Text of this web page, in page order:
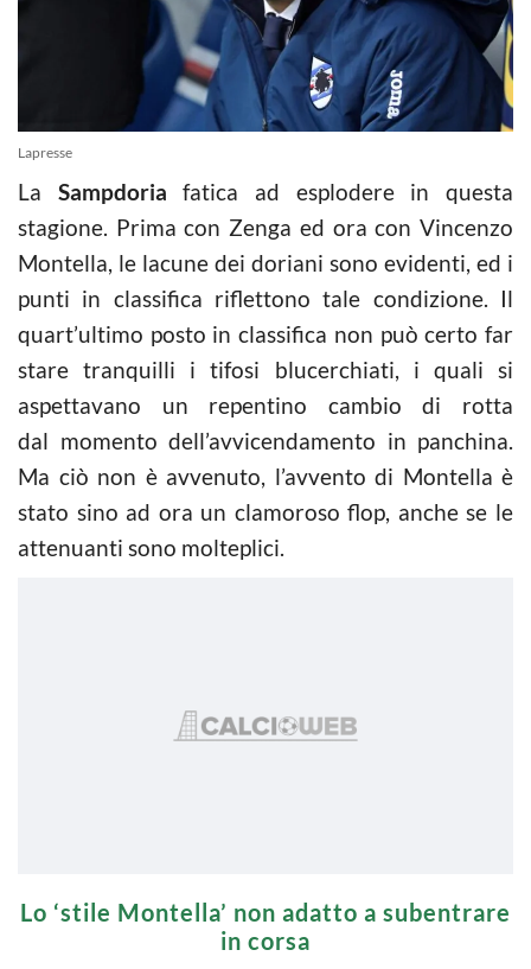
Lapresse
La Sampdoria fatica ad esplodere in questa
stagione. Prima con Zenga ed ora con Vincenzo
Montella, le lacune dei doriani sono evidenti, ed i
punti in classifica riflettono tale condizione. Il
quart’ultimo posto in classifica non può certo far
stare tranquilli i tifosi blucerchiati, i quali si
aspettavano un repentino cambio di rotta
dal momento dell’avvicendamento in panchina.
Ma ciò non è avvenuto, l’avvento di Montella è
stato sino ad ora un clamoroso flop, anche se le
attenuanti sono molteplici.
Lo ‘stile Montella’ non adatto a subentrare
in corsa